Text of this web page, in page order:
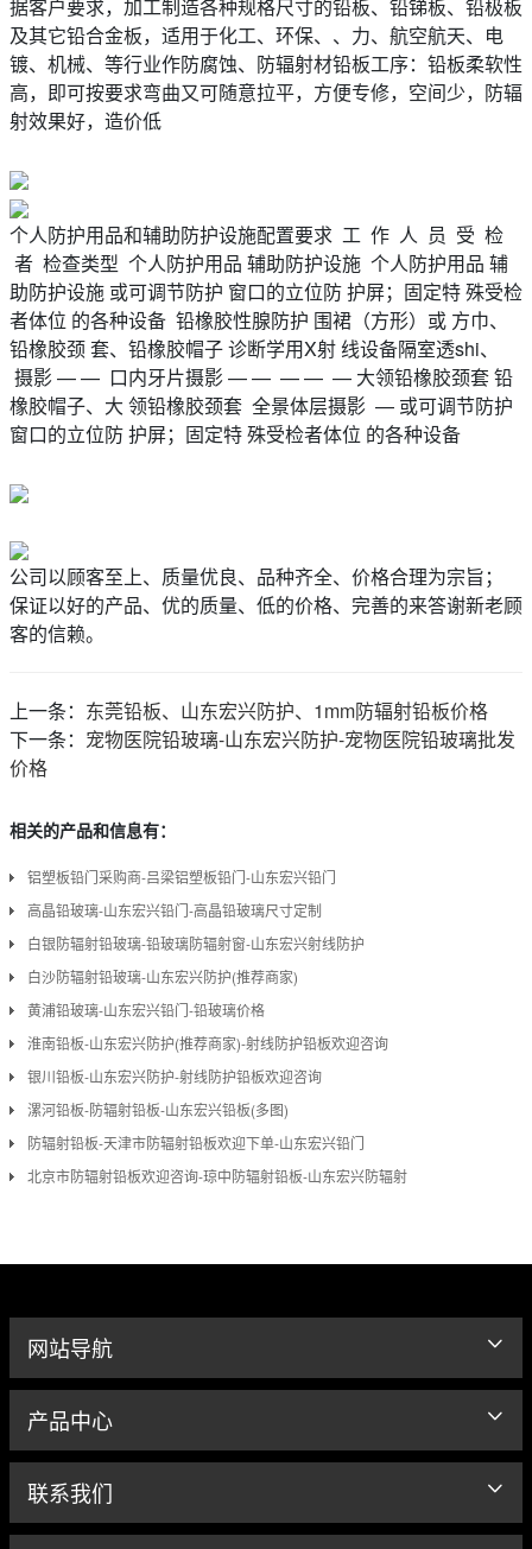
据客户要求，加工制造各种规格尺寸的铅板、铅锑板、铅极板
及其它铅合金板，适用于化工、环保、、力、航空航天、电
镀、机械、等行业作防腐蚀、防辐射材铅板工序：铅板柔软性
高，即可按要求弯曲又可随意拉平，方便专修，空间少，防辐
射效果好，造价低
个人防护用品和辅助防护设施配置要求 工 作 人 员 受 检
者 检查类型 个人防护用品 辅助防护设施 个人防护用品 辅
助防护设施 或可调节防护 窗口的立位防 护屏；固定特 殊受检
者体位 的各种设备 铅橡胶性腺防护 围裙（方形）或 方巾、
铅橡胶颈 套、铅橡胶帽子 诊断学用X射 线设备隔室透shi、
摄影 — — 口内牙片摄影 — — — — — 大领铅橡胶颈套 铅
橡胶帽子、大 领铅橡胶颈套 全景体层摄影 — 或可调节防护
窗口的立位防 护屏；固定特 殊受检者体位 的各种设备
公司以顾客至上、质量优良、品种齐全、价格合理为宗旨；
保证以好的产品、优的质量、低的价格、完善的来答谢新老顾
客的信赖。
上一条： 东莞铅板、山东宏兴防护、1mm防辐射铅板价格
下一条： 宠物医院铅玻璃-山东宏兴防护-宠物医院铅玻璃批发
价格
相关的产品和信息有：
铝塑板铅门采购商-吕梁铝塑板铅门-山东宏兴铅门
高晶铅玻璃-山东宏兴铅门-高晶铅玻璃尺寸定制
白银防辐射铅玻璃-铅玻璃防辐射窗-山东宏兴射线防护
白沙防辐射铅玻璃-山东宏兴防护(推荐商家)
黄浦铅玻璃-山东宏兴铅门-铅玻璃价格
淮南铅板-山东宏兴防护(推荐商家)-射线防护铅板欢迎咨询
银川铅板-山东宏兴防护-射线防护铅板欢迎咨询
漯河铅板-防辐射铅板-山东宏兴铅板(多图)
防辐射铅板-天津市防辐射铅板欢迎下单-山东宏兴铅门
北京市防辐射铅板欢迎咨询-琼中防辐射铅板-山东宏兴防辐射
网站导航
产品中心
联系我们